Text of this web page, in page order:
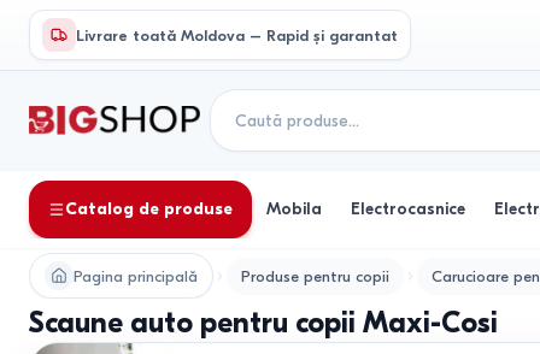
Livrare toată Moldova – Rapid și garantat
Catalog de produse Mobila Electrocasnice
Pagina principală Produse pentru copii Carucioare
Scaune auto pentru copii Maxi-Cosi